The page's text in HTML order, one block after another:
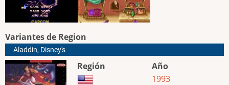
Variantes de Region
Aladdin, Disney's
Región
Año
1993